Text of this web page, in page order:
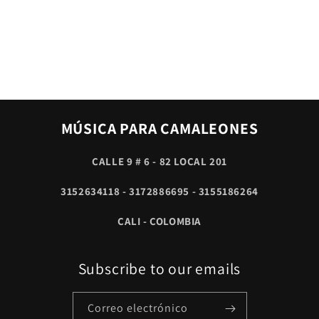
MÚSICA PARA CAMALEONES
CALLE 9 # 6 - 82 LOCAL 201
3152634118 - 3172886695 - 3155186264
CALI - COLOMBIA
Subscribe to our emails
Correo electrónico